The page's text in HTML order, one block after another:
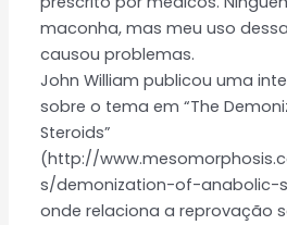
maconha, mas meu uso
causou problemas.
John William publicou uma
sobre o tema em “The
Steroids”
(http://
s/demonization-of-anabolic-
onde relaciona a reprovação